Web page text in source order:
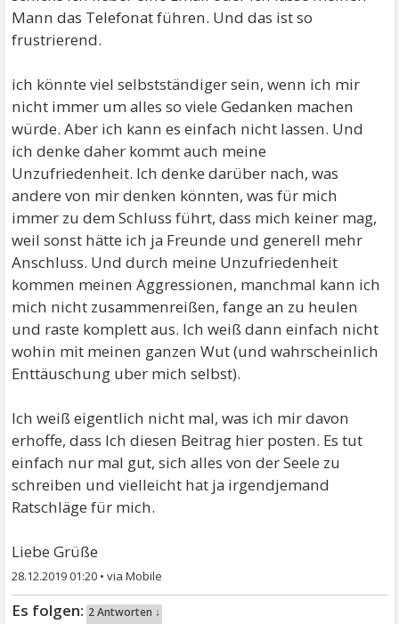
Mann das Telefonat führen. Und das ist so
frustrierend.
ich könnte viel selbstständiger sein, wenn ich mir
nicht immer um alles so viele Gedanken machen
würde. Aber ich kann es einfach nicht lassen. Und
ich denke daher kommt auch meine
Unzufriedenheit. Ich denke darüber nach, was
andere von mir denken könnten, was für mich
immer zu dem Schluss führt, dass mich keiner mag,
weil sonst hätte ich ja Freunde und generell mehr
Anschluss. Und durch meine Unzufriedenheit
kommen meinen Aggressionen, manchmal kann ich
mich nicht zusammenreißen, fange an zu heulen
und raste komplett aus. Ich weiß dann einfach nicht
wohin mit meinen ganzen Wut (und wahrscheinlich
Enttäuschung uber mich selbst).
Ich weiß eigentlich nicht mal, was ich mir davon
erhoffe, dass Ich diesen Beitrag hier posten. Es tut
einfach nur mal gut, sich alles von der Seele zu
schreiben und vielleicht hat ja irgendjemand
Ratschläge für mich.
Liebe Grüße
28.12.2019 01:20 •
2 Antworten ↓